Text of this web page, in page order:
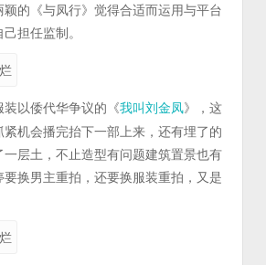
的《与凤行》觉得合适而运用与平台
担任监制。
以倭代华争议的《我叫刘金凤》，这
机会播完抬下一部上来，还有埋了的
一层土，不止造型有问题建筑置景也有
换男主重拍，还要换服装重拍，又是